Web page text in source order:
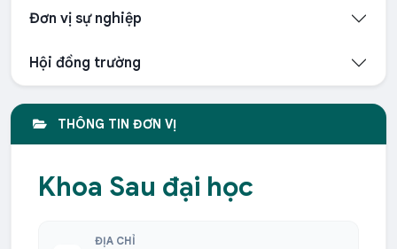
Đơn vị sự nghiệp
Hội đồng trường
THÔNG TIN ĐƠN VỊ
Khoa Sau đại học
ĐỊA CHỈ